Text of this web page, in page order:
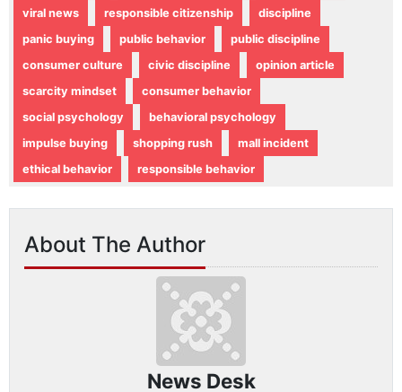
viral news
responsible citizenship
discipline
panic buying
public behavior
public discipline
consumer culture
civic discipline
opinion article
scarcity mindset
consumer behavior
social psychology
behavioral psychology
impulse buying
shopping rush
mall incident
ethical behavior
responsible behavior
About The Author
News Desk